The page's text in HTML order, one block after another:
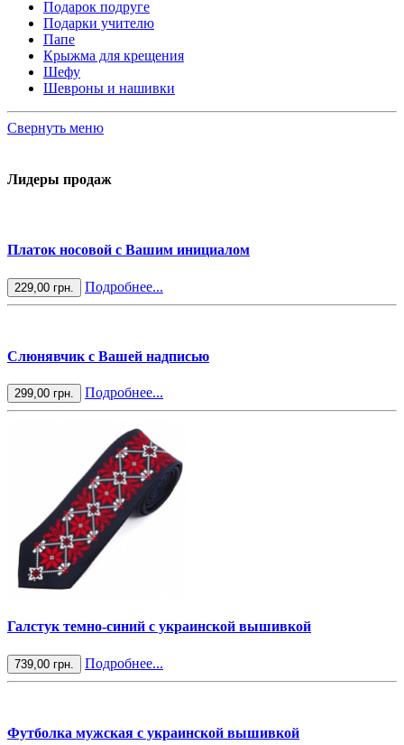
Подарок подруге
Подарки учителю
Папе
Крыжма для крещения
Шефу
Шевроны и нашивки
Свернуть меню
Лидеры продаж
Платок носовой с Вашим инициалом
229,00 грн. Подробнее...
Слюнявчик с Вашей надписью
299,00 грн. Подробнее...
Галстук темно-синий с украинской вышивкой
739,00 грн. Подробнее...
Футболка мужская с украинской вышивкой